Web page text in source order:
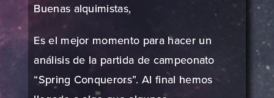
Buenas alquimistas,
Es el mejor momento para hacer un
análisis de la partida de campeonato
“Spring Conquerors”. Al final hemos